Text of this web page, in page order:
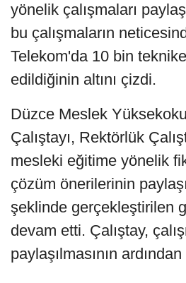
yönelik çalışmaları
bu çalışmaların
Telekom'da 10 bin
edildiğinin altını çizdi.
Düzce Meslek
Çalıştayı, Rektörlük
mesleki eğitime yönelik
çözüm önerilerinin
şeklinde gerçekleştirilen
devam etti. Çalıştay,
paylaşılmasının